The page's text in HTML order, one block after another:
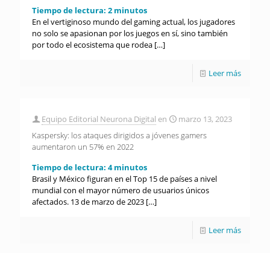
Tiempo de lectura: 2 minutos
En el vertiginoso mundo del gaming actual, los jugadores
no solo se apasionan por los juegos en sí, sino también
por todo el ecosistema que rodea […]
Leer más
Equipo Editorial Neurona Digital en
marzo 13, 2023
Kaspersky: los ataques dirigidos a jóvenes gamers
aumentaron un 57% en 2022
Tiempo de lectura: 4 minutos
Brasil y México figuran en el Top 15 de países a nivel
mundial con el mayor número de usuarios únicos
afectados. 13 de marzo de 2023 […]
Leer más